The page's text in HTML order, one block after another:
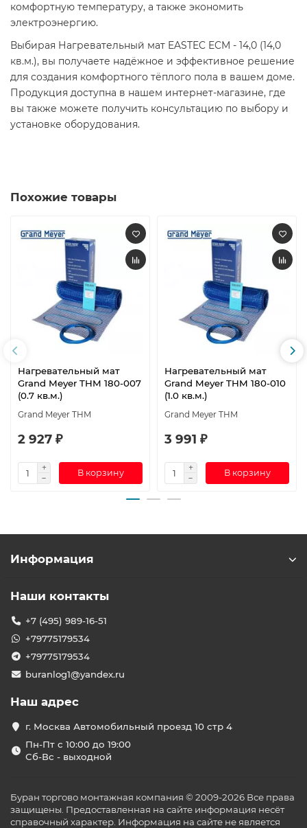
комфортную температуру, а также экономить
электроэнергию.​
Выбирая Нагревательный мат EASTEC ECM - 14,0 (14,0
кв.м.), вы получаете надёжное и эффективное решение
для создания комфортного тёплого пола в вашем доме.
Продукция доступна в нашем интернет-магазине, где
вы также можете получить консультацию по выбору и
установке оборудования.
Похожие товары
Нагревательный мат
Grand Meyer THM 180-007
(0.7 кв.м.)
Grand Meyer THM
2 927 ₽
В корзину
Нагревательный мат
Grand Meyer THM 180-010
(1.0 кв.м.)
Grand Meyer THM
3 991 ₽
В корзину
Информация
Наши контакты
+7 (495) 989-16-51
+79775179534
+79775179534
buranlog1@yandex.ru
Наш адрес
г. Москва Автомобильный проезд 10 стр 4
Пн-Пт с 10:00 до 19:00
Сб-Вс - выходной
Буран торгово монтажная компания © 2009-2026 Все права
защищены. Предоставленная на сайте информация несёт
справочный характер. Информация на сайте не является